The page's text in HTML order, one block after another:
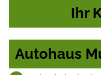
Ihr
Autohaus